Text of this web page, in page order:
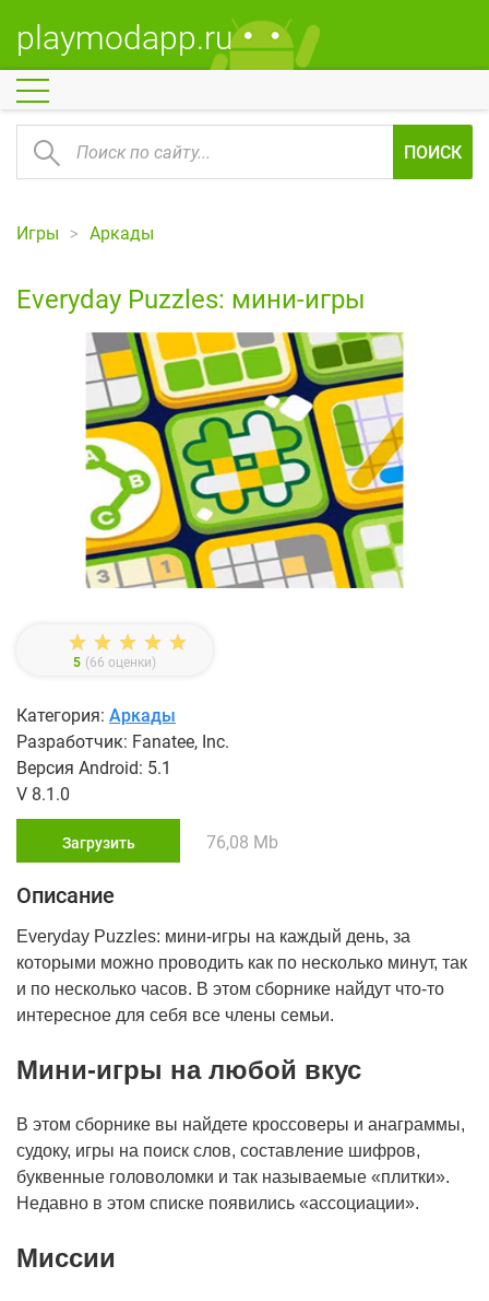
playmodapp.ru
ПОИСК
Игры Аркады
Everyday Puzzles: мини-игры
5 (66 оценки)
Категория: Аркады
Разработчик: Fanatee, Inc.
Версия Android: 5.1
V 8.1.0
Загрузить 76,08 Mb
Описание
Everyday Puzzles: мини-игры на каждый день, за
которыми можно проводить как по несколько минут, так
и по несколько часов. В этом сборнике найдут что-то
интересное для себя все члены семьи.
Мини-игры на любой вкус
​В этом сборнике вы найдете кроссоверы и анаграммы,
судоку, игры на поиск слов, составление шифров,
буквенные головоломки и так называемые «плитки».
Недавно в этом списке появились «ассоциации».
Миссии